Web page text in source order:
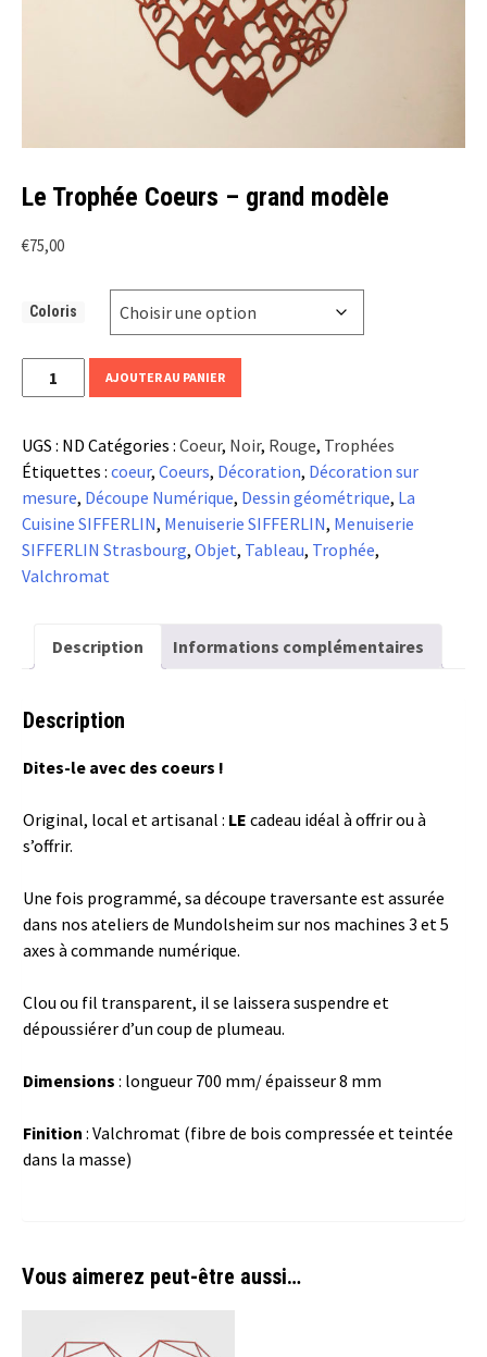
Le Trophée Coeurs – grand modèle
€75,00
Coloris
quantité
de
Trophée
Coeurs
-
grand
modèle
AJOUTER AU PANIER
UGS : ND Catégories : Coeur, Noir, Rouge, Trophées
Étiquettes : coeur, Coeurs, Décoration, Décoration sur
mesure, Découpe Numérique, Dessin géométrique, La
Cuisine SIFFERLIN, Menuiserie SIFFERLIN, Menuiserie
SIFFERLIN Strasbourg, Objet, Tableau, Trophée,
Valchromat
Description Informations complémentaires
Description
Dites-le avec des coeurs !
Original, local et artisanal : LE cadeau idéal à offrir ou à
s’offrir.
Une fois programmé, sa découpe traversante est assurée
dans nos ateliers de Mundolsheim sur nos machines 3 et 5
axes à commande numérique.
Clou ou fil transparent, il se laissera suspendre et
dépoussiérer d’un coup de plumeau.
Dimensions : longueur 700 mm/ épaisseur 8 mm
Finition : Valchromat (fibre de bois compressée et teintée
dans la masse)
Vous aimerez peut-être aussi…